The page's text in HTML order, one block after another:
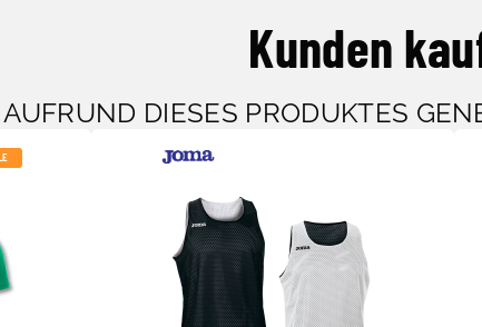
Kunden
AUFRUND DIESES PRODUKTES